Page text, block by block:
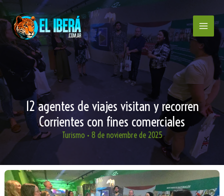
al
contenido
12 agentes de viajes visitan y recorren
Corrientes con fines comerciales
Turismo • 8 de noviembre de 2025